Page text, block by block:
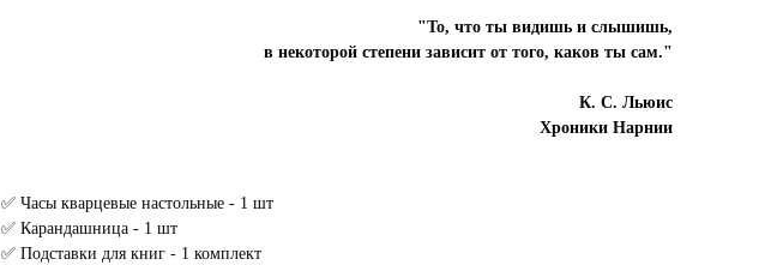
"То, что ты видишь и слышишь,
в некоторой степени зависит от того, каков ты сам."
К. С. Льюис
Хроники Нарнии
✅ Часы кварцевые настольные - 1 шт
✅ Карандашница - 1 шт
✅ Подставки для книг - 1 комплект